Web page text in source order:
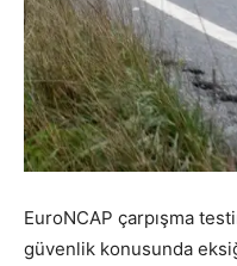
EuroNCAP çarpışma
güvenlik konusunda